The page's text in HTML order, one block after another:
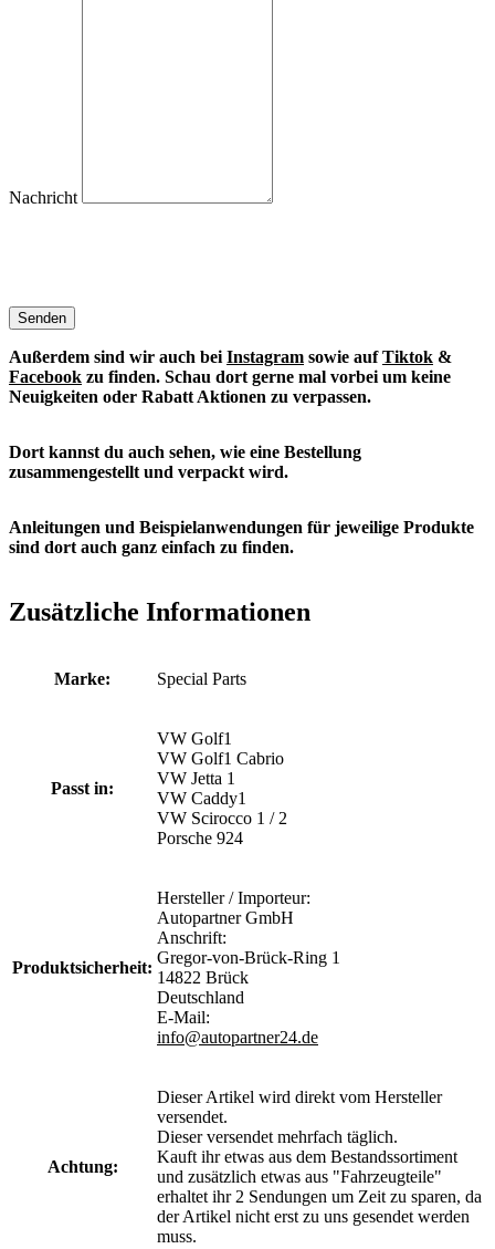
Nachricht
Senden
Außerdem sind wir auch bei Instagram sowie aufTiktok &
Facebook zu finden. Schau dort gerne mal vorbei um keine
Neuigkeiten oder Rabatt Aktionen zu verpassen.
Dort kannst du auch sehen, wie eine Bestellung
zusammengestellt und verpackt wird.
Anleitungen und Beispielanwendungen für jeweilige Produkte
sind dort auch ganz einfach zu finden.
Zusätzliche Informationen
Marke: Special Parts
Passt in:
VW Golf1
VW Golf1 Cabrio
VW Jetta 1
VW Caddy1
VW Scirocco 1 / 2
Porsche 924
Produktsicherheit:
Hersteller / Importeur:
Autopartner GmbH
Anschrift:
Gregor-von-Brück-Ring 1
14822 Brück
Deutschland
E-Mail:
info@autopartner24.de
Achtung:
Dieser Artikel wird direkt vom Hersteller
versendet.
Dieser versendet mehrfach täglich.
Kauft ihr etwas aus dem Bestandssortiment
und zusätzlich etwas aus "Fahrzeugteile"
erhaltet ihr 2 Sendungen um Zeit zu sparen, da
der Artikel nicht erst zu uns gesendet werden
muss.